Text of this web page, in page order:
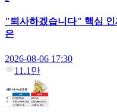
"퇴사하겠습니다" 핵심
은
2026-08-06 17:30
11.1만